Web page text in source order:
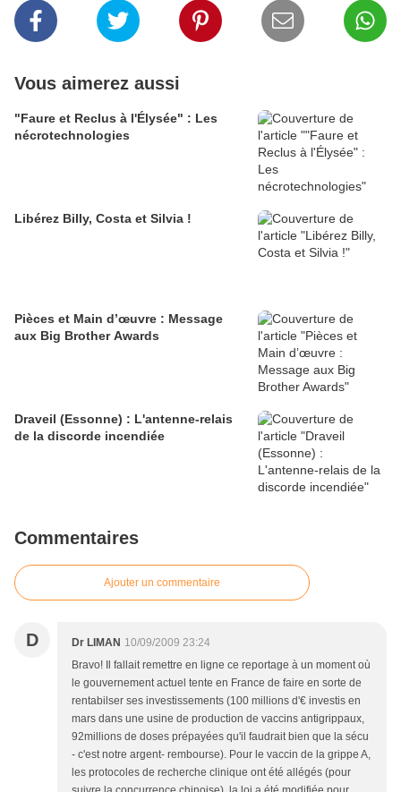
Vous aimerez aussi
"Faure et Reclus à l'Élysée" : Les
nécrotechnologies
Libérez Billy, Costa et Silvia !
Pièces et Main d’œuvre : Message
aux Big Brother Awards
Draveil (Essonne) : L'antenne-relais
de la discorde incendiée
Commentaires
Ajouter un commentaire
D Dr LIMAN 10/09/2009 23:24
Bravo! Il fallait remettre en ligne ce reportage à un moment où
le gouvernement actuel tente en France de faire en sorte de
rentabilser ses investissements (100 millions d'€ investis en
mars dans une usine de production de vaccins antigrippaux,
92millions de doses prépayées qu'il faudrait bien que la sécu
- c'est notre argent- rembourse). Pour le vaccin de la grippe A,
les protocoles de recherche clinique ont été allégés (pour